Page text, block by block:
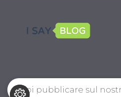
Vuoi pubblicare sul